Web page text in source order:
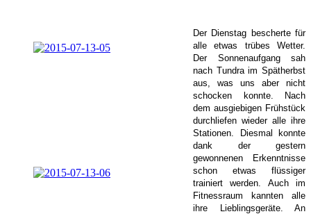
Der Dienstag bescherte für
alle etwas trübes Wetter.
Der Sonnenaufgang sah
nach Tundra im Spätherbst
aus, was uns aber nicht
schocken konnte. Nach
dem ausgiebigen Frühstück
durchliefen wieder alle ihre
Stationen. Diesmal konnte
dank der gestern
gewonnenen Erkenntnisse
schon etwas flüssiger
trainiert werden. Auch im
Fitnessraum kannten alle
ihre Lieblingsgeräte. An